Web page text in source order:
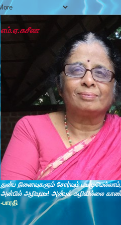
எம்.ஏ.சுசீலா
துன்ப நினைவுகளும் சோர்வும் பயமுமெல்லாம்,
அன்பில் அழியுமடீ! அன்புக் கழிவில்லை காண்
-பாரதி